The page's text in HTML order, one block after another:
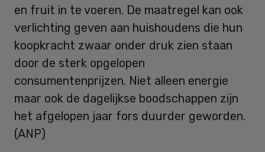
en fruit in te voeren. De maatregel kan ook
verlichting geven aan huishoudens die hun
koopkracht zwaar onder druk zien staan
door de sterk opgelopen
consumentenprijzen. Niet alleen energie
maar ook de dagelijkse boodschappen zijn
het afgelopen jaar fors duurder geworden.
(ANP)